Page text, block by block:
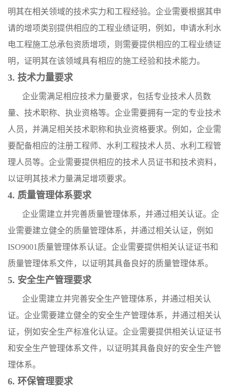
明其在相关领域的技术实力和工程经验。企业需要根据其申
请的增项类别提供相应的工程业绩证明，例如，申请水利水
电工程施工总承包资质增项，则需要提供相应的工程业绩证
明，证明其在该领域具有相应的施工经验和技术能力。
3. 技术力量要求
企业需满足相应技术力量要求，包括专业技术人员数
量、技术职称、执业资格等。企业需要拥有一定的专业技术
人员，并满足相关技术职称和执业资格要求。例如，企业需
要配备相应的注册工程师、水利工程技术人员、水利工程管
理人员等。企业需要提供相应的技术人员证书和技术资料，
以证明其技术力量满足增项要求。
4. 质量管理体系要求
企业需建立并完善质量管理体系，并通过相关认证。企
业需要建立健全的质量管理体系，并通过相关认证，例如
ISO9001质量管理体系认证。企业需要提供相关认证证书和
质量管理体系文件，以证明其具备良好的质量管理体系。
5. 安全生产管理要求
企业需建立并完善安全生产管理体系，并通过相关认
证。企业需要建立健全的安全生产管理体系，并通过相关认
证，例如安全生产标准化认证。企业需要提供相关认证证书
和安全生产管理体系文件，以证明其具备良好的安全生产管
理体系。
6. 环保管理要求